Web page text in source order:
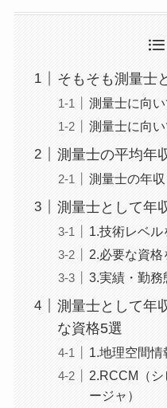
そもそも測量士
測量士に向
測量士に向
測量士の平均年
測量士の年
測量士として年
1.技術レベル
2.必要な資格
3.実績・勤務
測量士として年
な資格5選
1.地理空間
2.RCCM（
ージャ）